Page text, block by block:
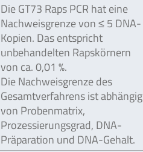
Die GT73 Raps PCR hat eine
Nachweisgrenze von ≤ 5 DNA-
Kopien. Das entspricht
unbehandelten Rapskörnern
von ca. 0,01 %.
Die Nachweisgrenze des
Gesamtverfahrens ist abhängig
von Probenmatrix,
Prozessierungsgrad, DNA-
Präparation und DNA-Gehalt.